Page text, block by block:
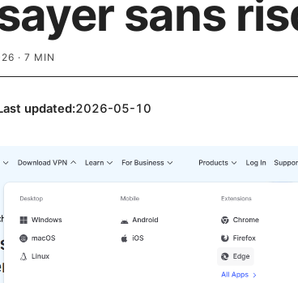
sans
· 7 MIN
updated:2026-05-10